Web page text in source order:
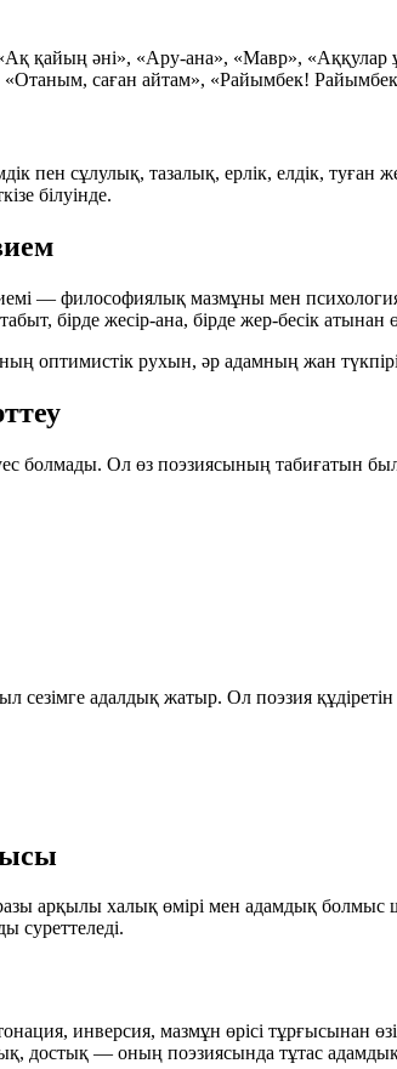
қайың әні», «Ару-ана», «Мавр»,
саған айтам», «Райымбек!
пен сұлулық, тазалық, ерлік, елдік,
білуінде.
— философиялық мазмұны мен
бірде жесір-ана, бірде жер-бесік
рухын, әр адамның жан
болмады. Ол өз поэзиясының табиғатын
адалдық жатыр. Ол поэзия
арқылы халық өмірі мен адамдық
суреттеледі.
инверсия, мазмұн өрісі тұрғысынан
достық — оның поэзиясында тұтас